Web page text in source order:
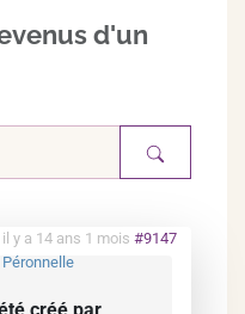
d'un
il y a 14 ans 1 mois #9147
Péronnelle